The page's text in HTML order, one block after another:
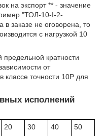
на экспорт ** - значение
"ТОЛ-10-I-2-
заказе не оговорена, то
с нагрузкой 10
кратности
от
классе точности 10Р для
исполнений
20 30 40 50